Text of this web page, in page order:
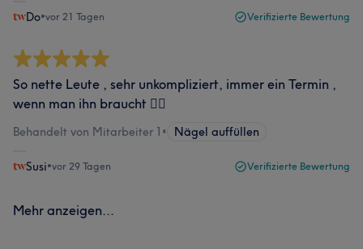
Do•vor 21 Tagen Verifizierte Bewertung
So nette Leute , sehr unkompliziert, immer ein Termin ,
wenn man ihn braucht 👍🏻
Behandelt von Mitarbeiter 1 • Nägel auffüllen
Susi•vor 29 Tagen Verifizierte Bewertung
Mehr anzeigen...